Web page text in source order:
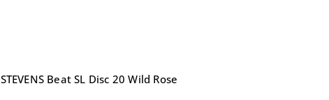
STEVENS Beat SL Disc 20 Wild Rose